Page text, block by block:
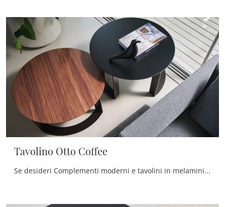
Tavolino Otto Coffee
Se desideri Complementi moderni e tavolini in melaminico scopri di più sul modello Tavolino Otto Coffee del marchio Twils.